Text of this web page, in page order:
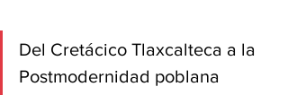
Del Cretácico Tlaxcalteca a la
Postmodernidad poblana